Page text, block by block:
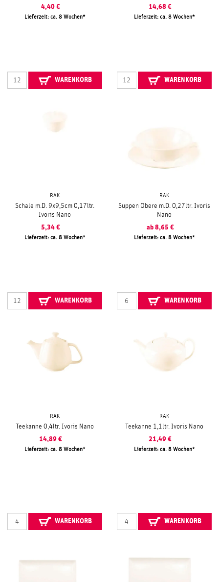
4,40 €
Lieferzeit: ca. 8 Wochen
WARENKORB
14,68 €
Lieferzeit: ca. 8 Wochen
WARENKORB
RAK
Schale m.D. 9x9,5cm 0,17ltr.
Ivoris Nano
5,34 €
Lieferzeit: ca. 8 Wochen
WARENKORB
RAK
Suppen Obere m.D. 0,27ltr. Ivoris
Nano
ab 8,65 €
Lieferzeit: ca. 8 Wochen
WARENKORB
RAK
Teekanne 0,4ltr. Ivoris Nano
14,89 €
Lieferzeit: ca. 8 Wochen
WARENKORB
RAK
Teekanne 1,1ltr. Ivoris Nano
21,49 €
Lieferzeit: ca. 8 Wochen
WARENKORB